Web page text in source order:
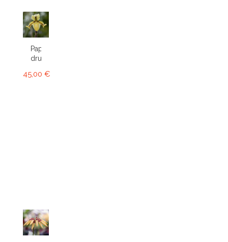
Paphiopedilum
druryi
45,00 €